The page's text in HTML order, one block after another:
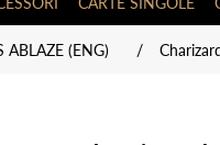
ABLAZE (ENG) /